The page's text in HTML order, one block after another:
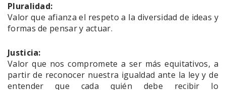
Pluralidad:
Valor que afianza el respeto a la diversidad de ideas y
formas de pensar y actuar.
Justicia:
Valor que nos compromete a ser más equitativos, a
partir de reconocer nuestra igualdad ante la ley y de
entender que cada quién debe recibir lo